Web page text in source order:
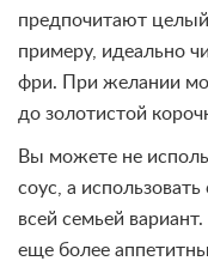
предпочитают
примеру, идеально
фри. При желании
до золотистой
Вы можете не
соус, а
всей семьей
еще более